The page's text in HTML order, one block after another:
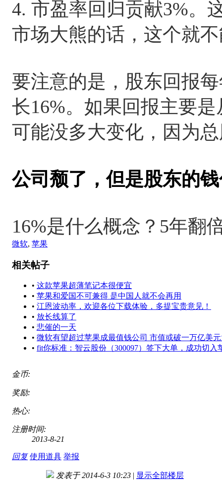
4. 市盈率回归贡献3%。
市场大熊的话，这个就
要注意的是，股东回报
长16%。如果回报主要
可能没多大变化，因为
公司颓了，但是股东的
16%是什么概念？5年翻
微软, 苹果
相关帖子
• 这款苹果超薄笔记本很便宜
• 苹果和爱国不可兼得 是中国人就不会再用
• 江恩波动率，欢迎各位下载体验，多提宝贵意见！
• 放长线算了
• 悲催的一天
• 微软有望超过苹果成最值钱公司 市值或破一万亿美
• fit你标准：智云股份（300097）签下大单，成功切入
金币:
奖励:
热心:
注册时间:
2013-8-21
回复 使用道具 举报
发表于 2014-6-3 10:23 | 显示全部楼层